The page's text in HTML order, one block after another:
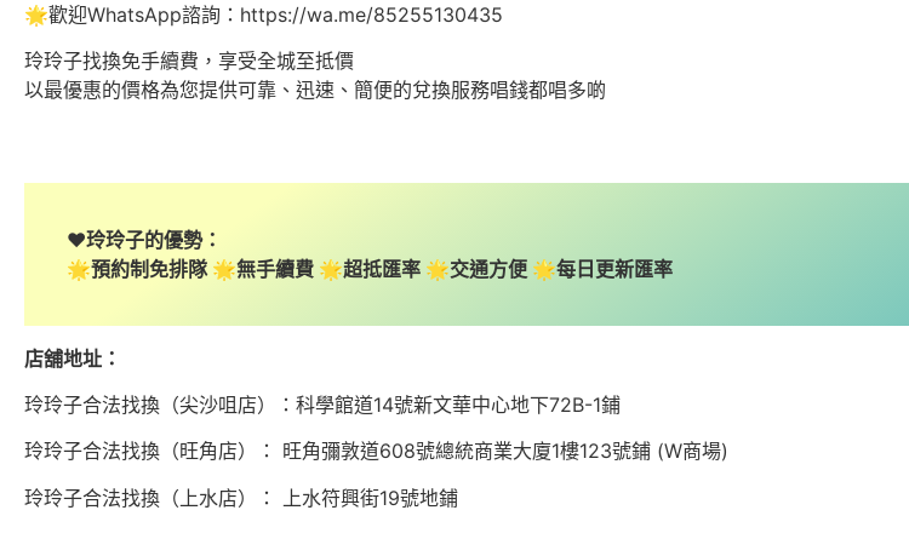
🌟歡迎WhatsApp諮詢：https://wa.me/85255130435
玲玲子找換免手續費，享受全城至抵價
以最優惠的價格為您提供可靠、迅速、簡便的兌換服務唱錢都唱多啲
❤️玲玲子的優勢：
🌟預約制免排隊 🌟無手續費 🌟超抵匯率 🌟交通方便 🌟每日更新匯率
店舖地址：
玲玲子合法找換（尖沙咀店）：科學館道14號新文華中心地下72B-1鋪
玲玲子合法找換（旺角店）： 旺角彌敦道608號總統商業大廈1樓123號鋪 (W商場)
玲玲子合法找換（上水店）： 上水符興街19號地鋪